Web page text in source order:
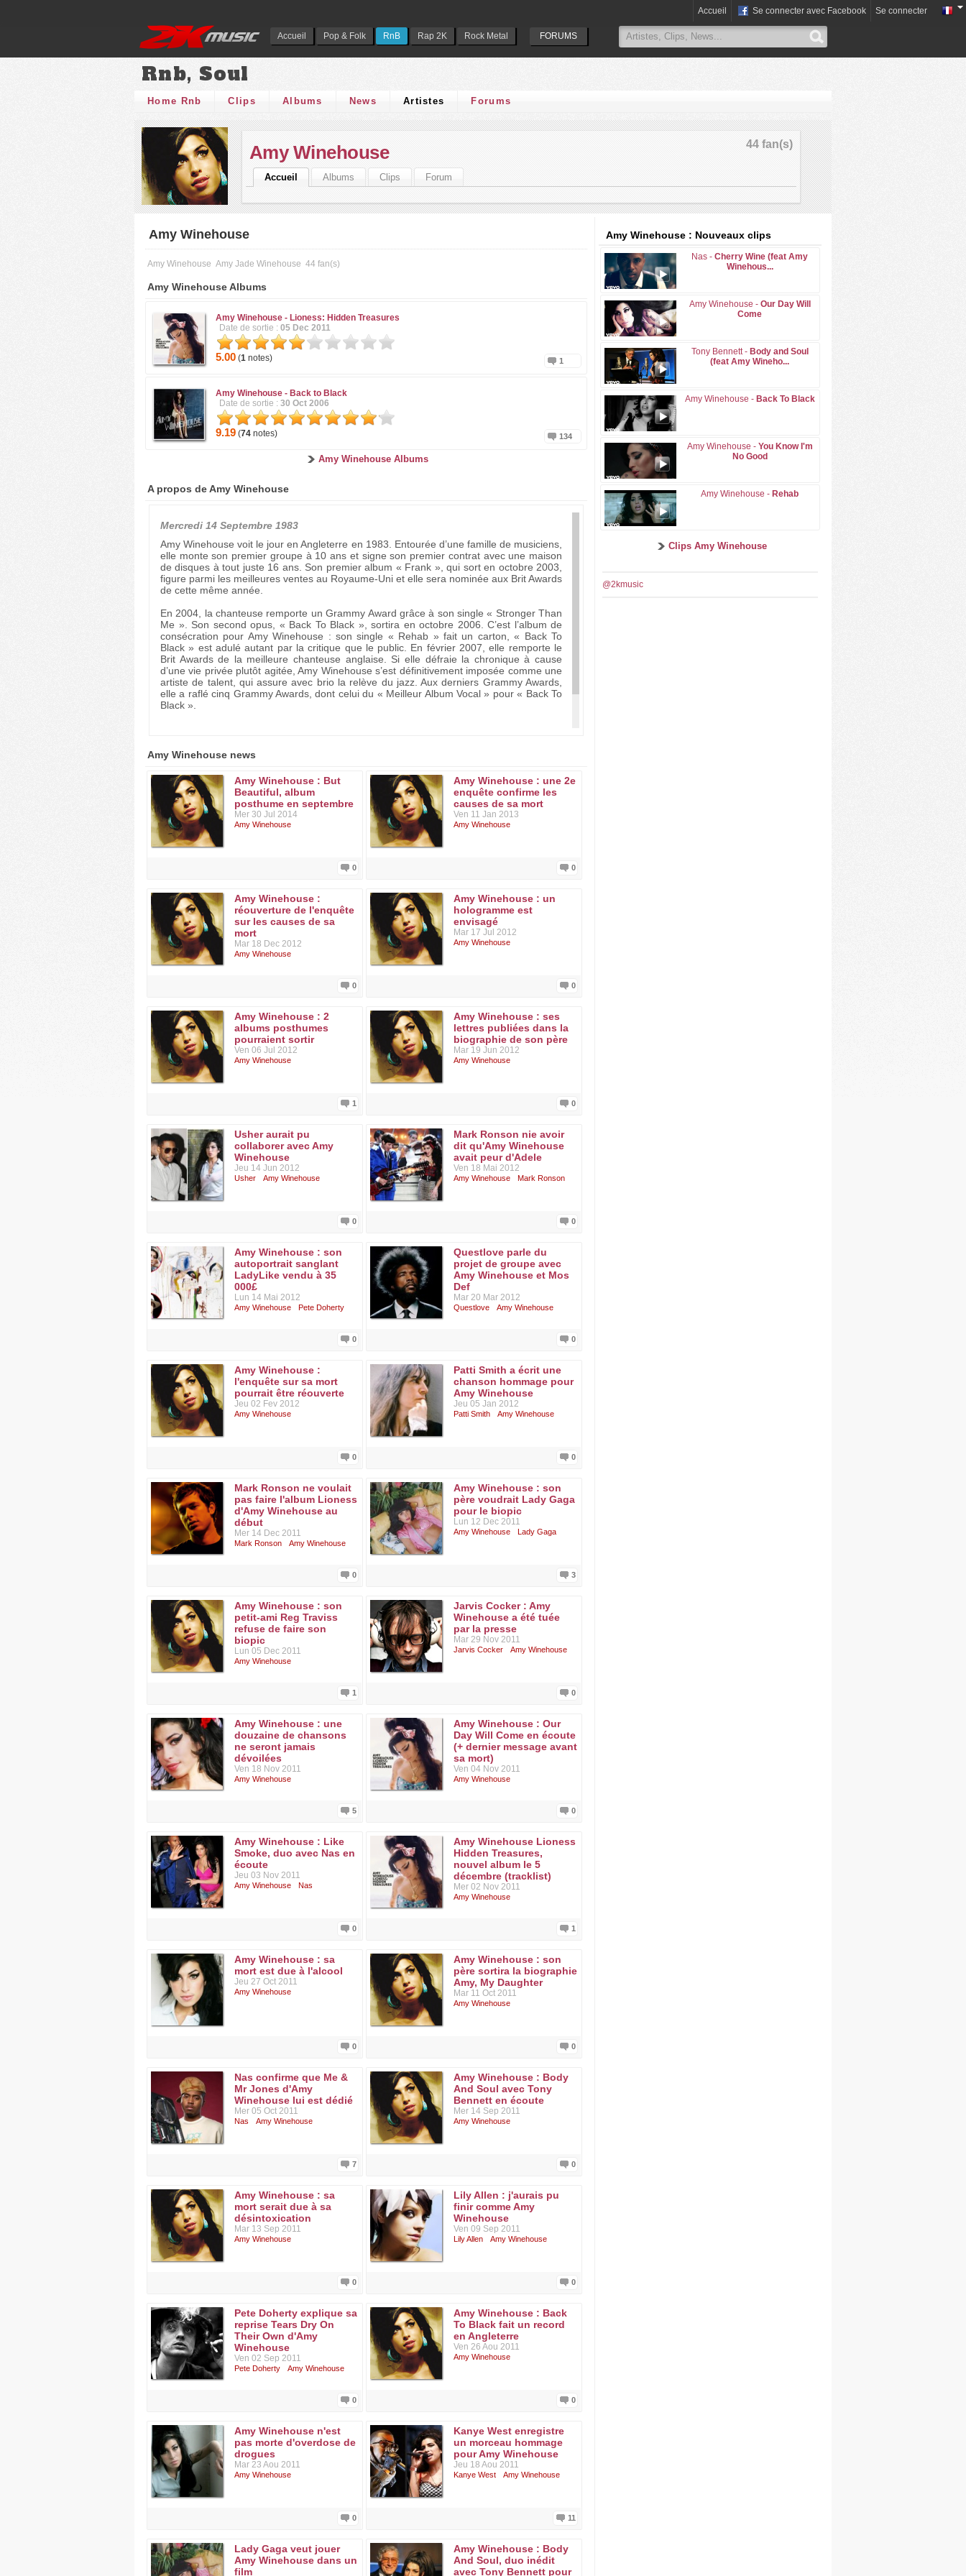
Accueil Pop & Folk RnB Rap 2K Rock Metal FORUMS
Accueil Se connecter avec Facebook Se connecter
Rnb, Soul
Home Rnb Clips Albums News Artistes Forums
44 fan(s)
Amy Winehouse
Accueil Albums Clips Forum
Amy Winehouse
Amy Winehouse Amy Jade Winehouse 44 fan(s)
Amy Winehouse Albums
Amy Winehouse - Lioness: Hidden Treasures
Date de sortie : 05 Dec 2011
5.00 (1 notes) 1
Amy Winehouse - Back to Black
Date de sortie : 30 Oct 2006
9.19 (74 notes) 134
Amy Winehouse Albums
A propos de Amy Winehouse
Mercredi 14 Septembre 1983
Amy Winehouse voit le jour en Angleterre en 1983. Entourée d’une famille de musiciens,
elle monte son premier groupe à 10 ans et signe son premier contrat avec une maison
de disques à tout juste 16 ans. Son premier album « Frank », qui sort en octobre 2003,
figure parmi les meilleures ventes au Royaume-Uni et elle sera nominée aux Brit Awards
de cette même année.
En 2004, la chanteuse remporte un Grammy Award grâce à son single « Stronger Than
Me ». Son second opus, « Back To Black », sortira en octobre 2006. C’est l’album de
consécration pour Amy Winehouse : son single « Rehab » fait un carton, « Back To
Black » est adulé autant par la critique que le public. En février 2007, elle remporte le
Brit Awards de la meilleure chanteuse anglaise. Si elle défraie la chronique à cause
d’une vie privée plutôt agitée, Amy Winehouse s’est définitivement imposée comme une
artiste de talent, qui assure avec brio la relève du jazz. Aux derniers Grammy Awards,
elle a raflé cinq Grammy Awards, dont celui du « Meilleur Album Vocal » pour « Back To
Black ».
2003 : Frank
2006 : Back To Black
Amy Winehouse news
Amy Winehouse : But
Beautiful, album
posthume en septembre
Mer 30 Jul 2014
Amy Winehouse
0
Amy Winehouse : une 2e
enquête confirme les
causes de sa mort
Ven 11 Jan 2013
Amy Winehouse
0
Amy Winehouse :
réouverture de l'enquête
sur les causes de sa
mort
Mar 18 Dec 2012
Amy Winehouse
0
Amy Winehouse : un
hologramme est
envisagé
Mar 17 Jul 2012
Amy Winehouse
0
Amy Winehouse : 2
albums posthumes
pourraient sortir
Ven 06 Jul 2012
Amy Winehouse
1
Amy Winehouse : ses
lettres publiées dans la
biographie de son père
Mar 19 Jun 2012
Amy Winehouse
0
Usher aurait pu
collaborer avec Amy
Winehouse
Jeu 14 Jun 2012
Usher Amy Winehouse
0
Mark Ronson nie avoir
dit qu'Amy Winehouse
avait peur d'Adele
Ven 18 Mai 2012
Amy Winehouse Mark Ronson
0
Amy Winehouse : son
autoportrait sanglant
LadyLike vendu à 35
000£
Lun 14 Mai 2012
Amy Winehouse Pete Doherty
0
Questlove parle du
projet de groupe avec
Amy Winehouse et Mos
Def
Mar 20 Mar 2012
Questlove Amy Winehouse
0
Amy Winehouse :
l'enquête sur sa mort
pourrait être réouverte
Jeu 02 Fev 2012
Amy Winehouse
0
Patti Smith a écrit une
chanson hommage pour
Amy Winehouse
Jeu 05 Jan 2012
Patti Smith Amy Winehouse
0
Mark Ronson ne voulait
pas faire l'album Lioness
d'Amy Winehouse au
début
Mer 14 Dec 2011
Mark Ronson Amy Winehouse
0
Amy Winehouse : son
père voudrait Lady Gaga
pour le biopic
Lun 12 Dec 2011
Amy Winehouse Lady Gaga
3
Amy Winehouse : son
petit-ami Reg Traviss
refuse de faire son
biopic
Lun 05 Dec 2011
Amy Winehouse
1
Jarvis Cocker : Amy
Winehouse a été tuée
par la presse
Mar 29 Nov 2011
Jarvis Cocker Amy Winehouse
0
Amy Winehouse : une
douzaine de chansons
ne seront jamais
dévoilées
Ven 18 Nov 2011
Amy Winehouse
5
Amy Winehouse : Our
Day Will Come en écoute
(+ dernier message avant
sa mort)
Ven 04 Nov 2011
Amy Winehouse
0
Amy Winehouse : Like
Smoke, duo avec Nas en
écoute
Jeu 03 Nov 2011
Amy Winehouse Nas
0
Amy Winehouse Lioness
Hidden Treasures,
nouvel album le 5
décembre (tracklist)
Mer 02 Nov 2011
Amy Winehouse
1
Amy Winehouse : sa
mort est due à l'alcool
Jeu 27 Oct 2011
Amy Winehouse
0
Amy Winehouse : son
père sortira la biographie
Amy, My Daughter
Mar 11 Oct 2011
Amy Winehouse
0
Nas confirme que Me &
Mr Jones d'Amy
Winehouse lui est dédié
Mer 05 Oct 2011
Nas Amy Winehouse
7
Amy Winehouse : Body
And Soul avec Tony
Bennett en écoute
Mer 14 Sep 2011
Amy Winehouse
0
Amy Winehouse : sa
mort serait due à sa
désintoxication
Mar 13 Sep 2011
Amy Winehouse
0
Lily Allen : j'aurais pu
finir comme Amy
Winehouse
Ven 09 Sep 2011
Lily Allen Amy Winehouse
0
Pete Doherty explique sa
reprise Tears Dry On
Their Own d'Amy
Winehouse
Ven 02 Sep 2011
Pete Doherty Amy Winehouse
0
Amy Winehouse : Back
To Black fait un record
en Angleterre
Ven 26 Aou 2011
Amy Winehouse
0
Amy Winehouse n'est
pas morte d'overdose de
drogues
Mar 23 Aou 2011
Amy Winehouse
0
Kanye West enregistre
un morceau hommage
pour Amy Winehouse
Jeu 18 Aou 2011
Kanye West Amy Winehouse
11
Lady Gaga veut jouer
Amy Winehouse dans un
film
Amy Winehouse : Body
And Soul, duo inédit
avec Tony Bennett pour
Amy Winehouse : Nouveaux clips
Nas - Cherry Wine (feat Amy
Winehous...
Amy Winehouse - Our Day Will
Come
Tony Bennett - Body and Soul
(feat Amy Wineho...
Amy Winehouse - Back To Black
Amy Winehouse - You Know I'm
No Good
Amy Winehouse - Rehab
Clips Amy Winehouse
@2kmusic